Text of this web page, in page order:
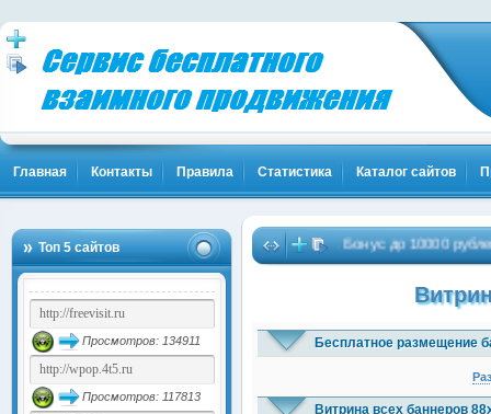
Главная Контакты Правила Статистика Каталог сайтов
Топ 5 сайтов
Просмотров: 134911
Просмотров: 117813
(1841)…Биткоины бесплатно - Жми!(4106)…Бонус до 10000 рублей
Бесплатное размещение
Витрина всех баннеров